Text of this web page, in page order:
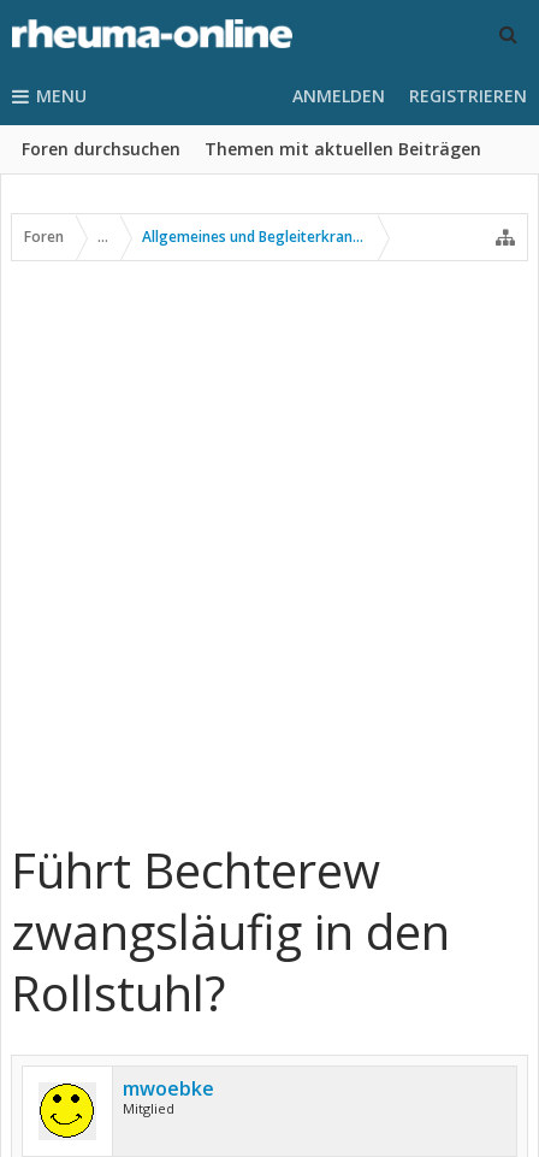
MENU
Foren durchsuchen Themen mit aktuellen Beiträgen
ANMELDEN REGISTRIEREN
Foren ... Allgemeines und Begleiterkrankungen
Führt Bechterew
zwangsläufig in den
Rollstuhl?
mwoebke
Mitglied